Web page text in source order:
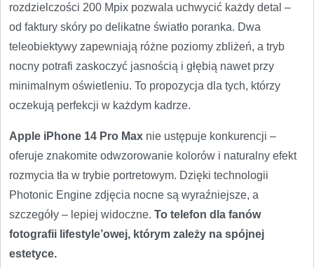
rozdzielczości 200 Mpix pozwala uchwycić każdy detal –
od faktury skóry po delikatne światło poranka. Dwa
teleobiektywy zapewniają różne poziomy zbliżeń, a tryb
nocny potrafi zaskoczyć jasnością i głębią nawet przy
minimalnym oświetleniu. To propozycja dla tych, którzy
oczekują perfekcji w każdym kadrze.
Apple iPhone 14 Pro Max nie ustępuje konkurencji –
oferuje znakomite odwzorowanie kolorów i naturalny efekt
rozmycia tła w trybie portretowym. Dzięki technologii
Photonic Engine zdjęcia nocne są wyraźniejsze, a
szczegóły – lepiej widoczne. To telefon dla fanów
fotografii lifestyle’owej, którym zależy na spójnej
estetyce.